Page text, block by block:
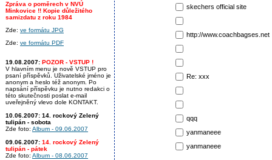
Zpráva o poměrech v NVÚ
Minkovice !! Kopie důležitého
samizdatu z roku 1984
Zde: ve formátu JPG
Zde: ve formátu PDF
19.08.2007: POZOR - VSTUP !
V hlavním menu je nově VSTUP pro
psaní příspěvků. Uživatelské jméno je
anonym a heslo též anonym. Po
napsání příspěvku je nutno redakci o
této skutečnosti poslat e-mail
uveřejněný vlevo dole KONTAKT.
10.06.2007: 14. rockový Zelený
tulipán - sobota
Zde foto: Album - 09.06.2007
09.06.2007: 14. rockový Zelený
tulipán - pátek
Zde foto: Album - 08.06.2007
skechers official site
http://www.coachbagses.net
Re: xxx
qqq
yanmaneee
yanmaneee